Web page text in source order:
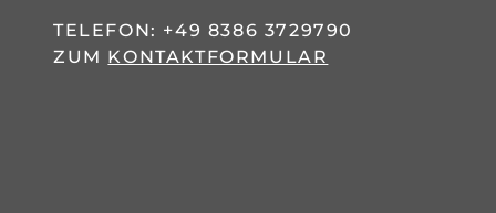
TELEFON: +49 8386 3729790
ZUM KONTAKTFORMULAR